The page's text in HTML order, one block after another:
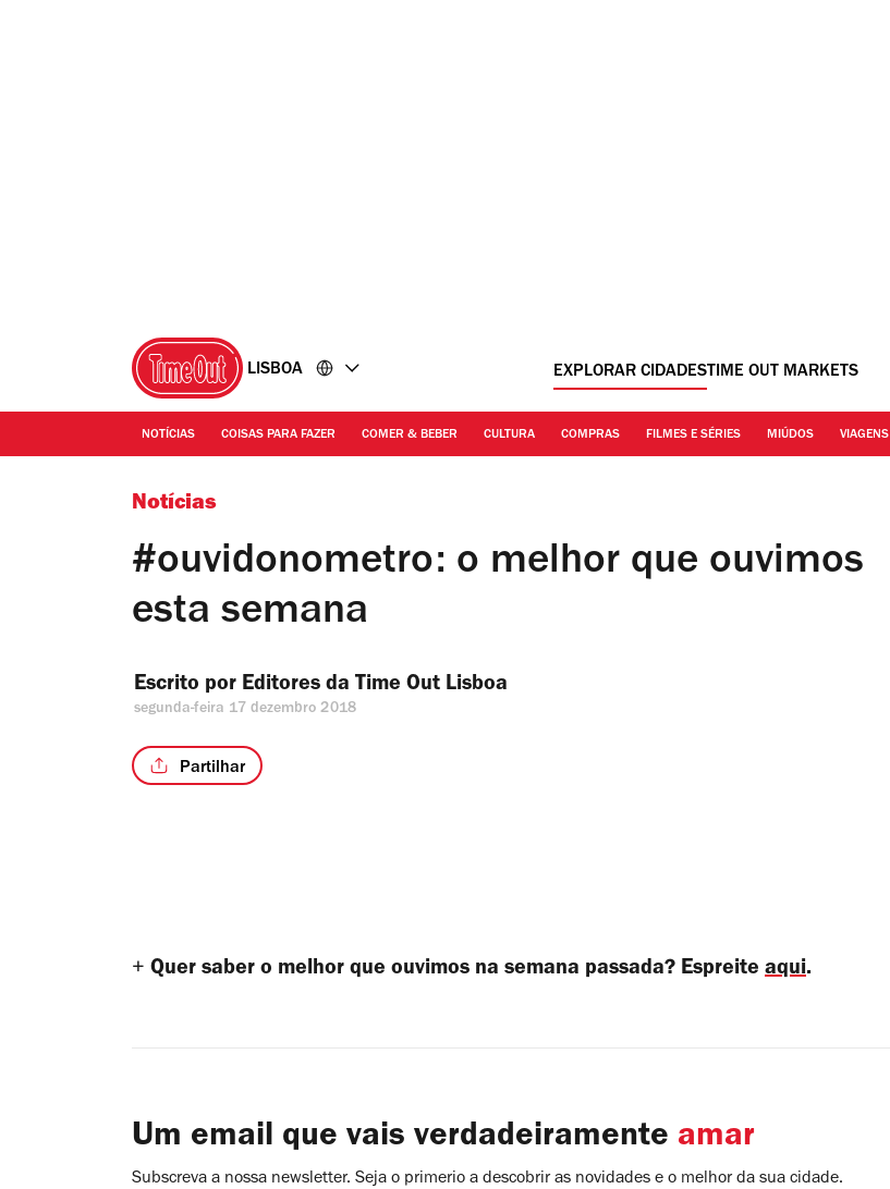
LISBOA EXPLORAR CIDADESTIME OUT MARKETS
NOTÍCIAS COISAS PARA FAZER COMER & BEBER CULTURA COMPRAS FILMES E SÉRIES MIÚDOS VIAGENS
Notícias
#ouvidonometro: o melhor que ouvimos
esta semana
Escrito por Editores da Time Out Lisboa
segunda-feira 17 dezembro 2018
Partilhar
+ Quer saber o melhor que ouvimos na semana passada? Espreite aqui.
Um email que vais verdadeiramente amar
Subscreva a nossa newsletter. Seja o primerio a descobrir as novidades e o melhor da sua cidade.